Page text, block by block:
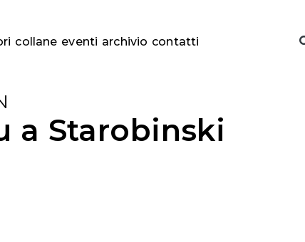
collane eventi archivio contatti
a Starobinski